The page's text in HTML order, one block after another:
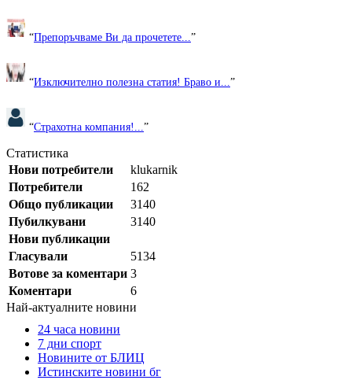
“Препоръчваме Ви да прочетете...”
“Изключително полезна статия! Браво и... ”
“Страхотна компания!... ”
Статистика
Нови потребители
klukarnik
Потребители
162
Общо публикации
3140
Пубилкувани
3140
Нови публикации
Гласували
5134
Вотове за коментари 3
Коментари
6
Най-актуалните новини
24 часа новини
7 дни спорт
Новините от БЛИЦ
Истинските новини бг